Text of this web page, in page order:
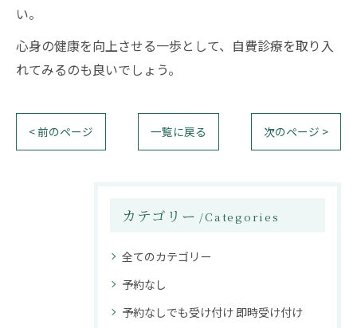
い。
心身の健康を向上させる一歩として、自費診療を取り入
れてみるのも良いでしょう。
< 前のページ 一覧に戻る 次のページ >
カテゴリー Categories
全てのカテゴリー
予約なし
予約なしでも受け付け 即時受け付け